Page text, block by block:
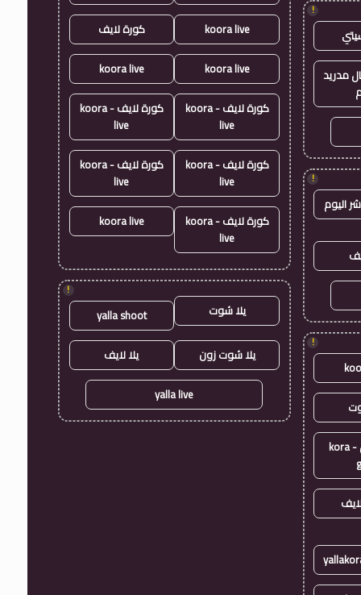
!
مدريد
!
اليوم
!
كورة جول - kora
koora live كورة لايف
koora live
koora live
كورة لايف - koora
live
كورة لايف - koora
live
كورة لايف - koora
live
كورة لايف - koora
live
كورة لايف - koora
live
koora live
!
يلا شوت yalla shoot
يلا شوت زون يلا لايف
yalla live